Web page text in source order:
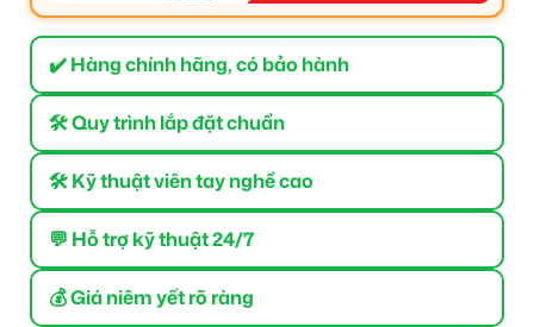
✔️ Hàng chính hãng, có bảo hành
🛠 Quy trình lắp đặt chuẩn
🛠 Kỹ thuật viên tay nghề cao
💬 Hỗ trợ kỹ thuật 24/7
💰 Giá niêm yết rõ ràng